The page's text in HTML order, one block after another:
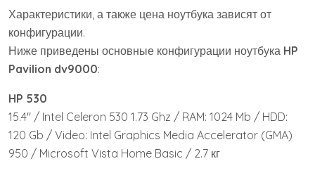
Характеристики, а также цена ноутбука зависят от
конфигурации.
Ниже приведены основные конфигурации ноутбука HP
Pavilion dv9000:
HP 530
15.4″ / Intel Celeron 530 1.73 Ghz / RAM: 1024 Mb / HDD:
120 Gb / Video: Intel Graphics Media Accelerator (GMA)
950 / Microsoft Vista Home Basic / 2.7 кг